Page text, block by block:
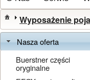
Wyposażenie
Nasza oferta
Buerstner części
oryginalne